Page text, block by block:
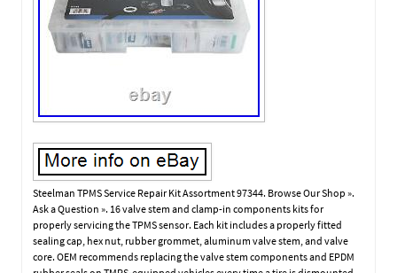
Steelman TPMS Service Repair Kit Assortment 97344. Browse Our Shop ».
Ask a Question ». 16 valve stem and clamp-in components kits for
properly servicing the TPMS sensor. Each kit includes a properly fitted
sealing cap, hex nut, rubber grommet, aluminum valve stem, and valve
core. OEM recommends replacing the valve stem components and EPDM